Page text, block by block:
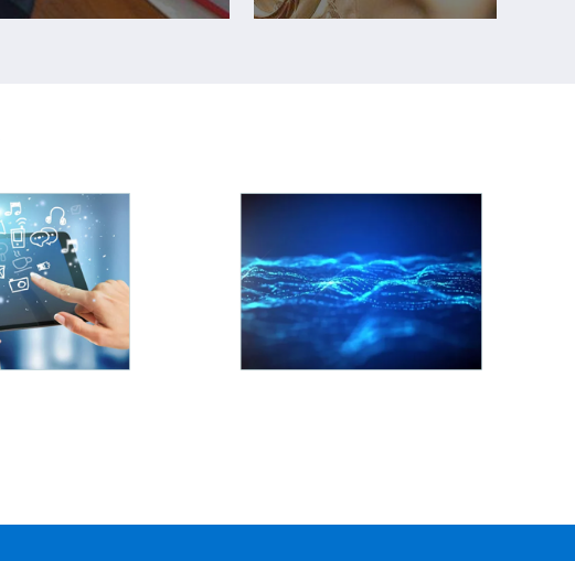
管理的内容，对于商品库存
管理，保修、维修等环节十
分重要。 通过严格序列号管
控商品的市场流向具有唯一
性实现序列号流向跟踪查
询。通过序列号管理还可以
实现防伪查询、防止串货
等。
化，变更频繁成本核算是难
理也十分重要。
查看详情